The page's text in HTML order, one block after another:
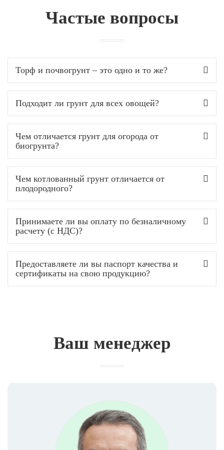
Частые вопросы
Торф и почвогрунт – это одно и то же?
Подходит ли грунт для всех овощей?
Чем отличается грунт для огорода от
биогрунта?
Чем котлованный грунт отличается от
плодородного?
Принимаете ли вы оплату по безналичному
расчету (с НДС)?
Предоставляете ли вы паспорт качества и
сертификаты на свою продукцию?
Ваш менеджер